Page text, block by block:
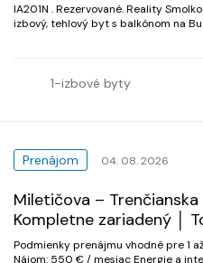
IA201N . Rezervované. Reality Smolko - realitná kancelária Vám ponúka na prenájom 1,5
izbový, tehlový byt s balkónom na Budovateľskej
1-izbové byty
Prenájom 04. 08. 2026
Miletičova –
Kompletne zariadený │
Podmienky prenájmu vhodné pre 1 až 2 osoby, bez domácich zvierat.
Nájom: 550 € / mesiac Energie a